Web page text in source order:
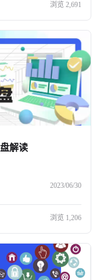
浏览 2,691
解读
2023/06/30
浏览 1,206